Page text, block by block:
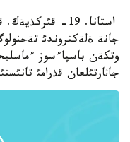
استانا. 19-
جانة ةلةكتروندئ
وتكةن باسپاءسوز
جاثارتئلعان قذرامئ